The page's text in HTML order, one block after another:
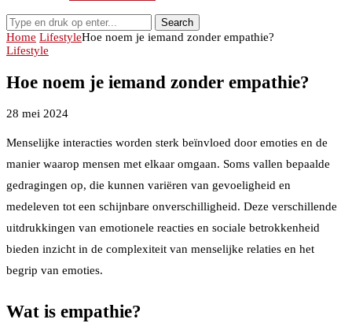
Search
Home LifestyleHoe noem je iemand zonder empathie?
Lifestyle
Hoe noem je iemand zonder empathie?
28 mei 2024
Menselijke interacties worden sterk beïnvloed door emoties en de
manier waarop mensen met elkaar omgaan. Soms vallen bepaalde
gedragingen op, die kunnen variëren van gevoeligheid en
medeleven tot een schijnbare onverschilligheid. Deze verschillende
uitdrukkingen van emotionele reacties en sociale betrokkenheid
bieden inzicht in de complexiteit van menselijke relaties en het
begrip van emoties.
Wat is empathie?